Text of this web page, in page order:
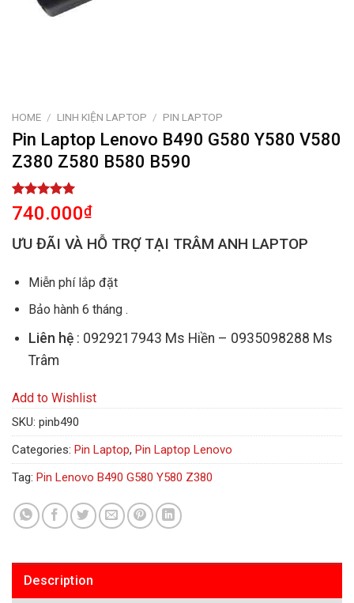
HOME / LINH KIỆN LAPTOP / PIN LAPTOP
Pin Laptop Lenovo B490 G580 Y580 V580
Z380 Z580 B580 B590
Rated
5.00
out of 5
1
customer
740.000₫
ƯU ĐÃI VÀ HỖ TRỢ TẠI TRÂM ANH LAPTOP
Miễn phí lắp đặt
Bảo hành 6 tháng .
Liên hệ: 0929217943 Ms Hiền – 0935098288 Ms
Trâm
Add to Wishlist
SKU: pinb490
Categories: Pin Laptop, Pin Laptop Lenovo
Tag: Pin Lenovo B490 G580 Y580 Z380
Description